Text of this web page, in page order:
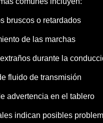
bruscos o retardados
de las marchas
durante la
fluido de transmisión
advertencia en el tablero
indican posibles